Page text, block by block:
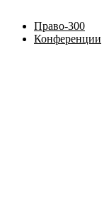
Право-300
Конференции